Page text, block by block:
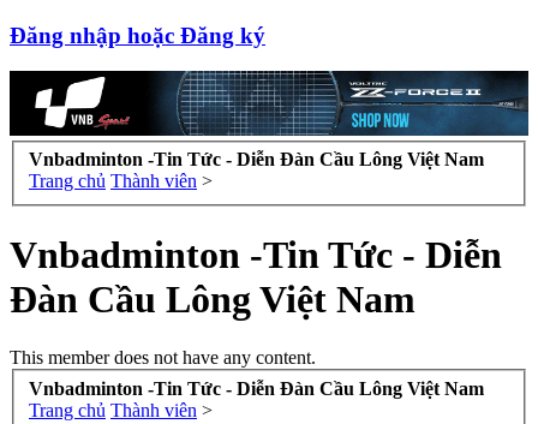
Đăng nhập hoặc Đăng ký
Vnbadminton -Tin Tức - Diễn Đàn Cầu Lông Việt Nam
Trang chủ Thành viên >
Vnbadminton -Tin Tức - Diễn
Đàn Cầu Lông Việt Nam
This member does not have any content.
Vnbadminton -Tin Tức - Diễn Đàn Cầu Lông Việt Nam
Trang chủ Thành viên >